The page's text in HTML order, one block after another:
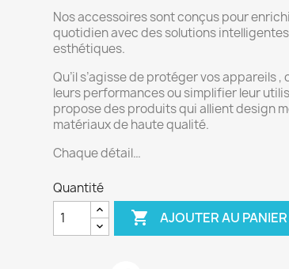
Nos accessoires sont conçus pour
quotidien avec des solutions
esthétiques.
Qu’il s’agisse de protéger vos appareils ,
leurs performances ou simplifier leur
propose des produits qui allient design
matériaux de haute qualité.
Chaque détail…
Quantité
 AJOUTER AU PANIER